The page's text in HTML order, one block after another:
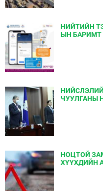
НИЙТИЙН
ЫН
ЧУУЛГАНЫ
НОЦТОЙ
ХҮҮХДИЙН